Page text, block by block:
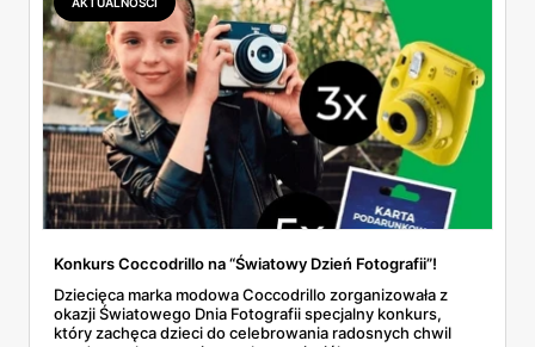
Konkurs Coccodrillo na “Światowy Dzień Fotografii”!
Dziecięca marka modowa Coccodrillo zorganizowała z
okazji Światowego Dnia Fotografii specjalny konkurs,
który zachęca dzieci do celebrowania radosnych chwil